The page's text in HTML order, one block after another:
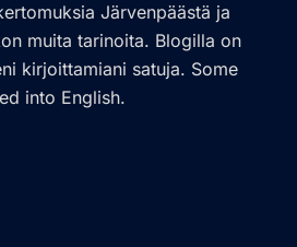
Järvenpäästä ja
muita tarinoita. Blogilla on
kirjoittamiani satuja. Some
into English.